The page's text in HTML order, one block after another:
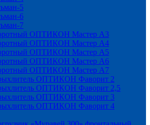
5
6
7
ОПТИКОН Мастер А3
ОПТИКОН Мастер А4
ОПТИКОН Мастер А5
ОПТИКОН Мастер А6
ОПТИКОН Мастер А7
ОПТИКОН Фаворит 2
ОПТИКОН Фаворит 2,5
ОПТИКОН Фаворит 3
ОПТИКОН Фаворит 4